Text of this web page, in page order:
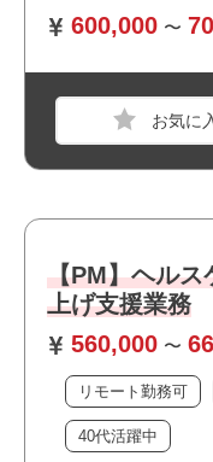
600,000 〜
【PM】ヘルス
上げ支援業務
560,000 〜
リモート勤務可
40代活躍中
・BtoB向けのサー
・BtoC向けのサ
サービス
・予算管理または経
・広告代理店での業務
おすすめポ
・リモート勤務併
・大手企業の案件